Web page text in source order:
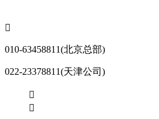

010-63458811(北京总部)
022-23378811(天津公司)

